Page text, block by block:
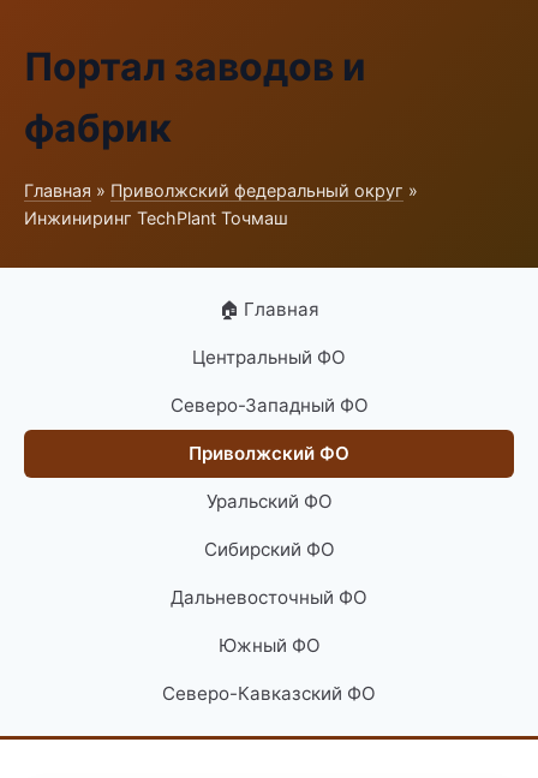
Портал заводов и
фабрик
Главная » Приволжский федеральный округ »
Инжиниринг TechPlant Точмаш
🏠 Главная
Центральный ФО
Северо-Западный ФО
Приволжский ФО
Уральский ФО
Сибирский ФО
Дальневосточный ФО
Южный ФО
Северо-Кавказский ФО